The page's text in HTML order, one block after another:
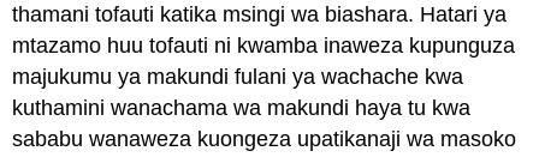
thamani tofauti katika msingi wa biashara. Hatari ya
mtazamo huu tofauti ni kwamba inaweza kupunguza
majukumu ya makundi fulani ya wachache kwa
kuthamini wanachama wa makundi haya tu kwa
sababu wanaweza kuongeza upatikanaji wa masoko